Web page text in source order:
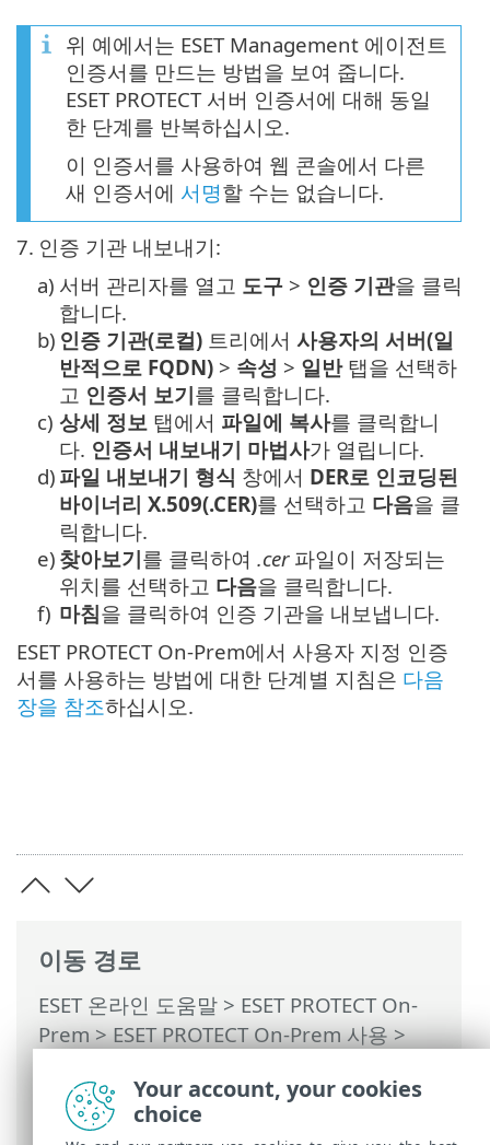
이동 경로
ESET 온라인 도움말 > ESET PROTECT On-
Prem>ESET PROTECT On-Prem 사용>
히 >인증서>피어 인증서> ESET PROTECT
On-Prem의 사용자 지정 인증서
위 예에서는 ESET Management 에이전트
인증서를 만드는 방법을 보여 줍니다.
ESET PROTECT 서버 인증서에 대해 동일
한 단계를 반복하십시오.
이 인증서를 사용하여 웹 콘솔에서 다른
새 인증서에 서명할 수는 없습니다.
7. 인증 기관 내보내기:
a) 서버 관리자를 열고 도구 > 인증 기관을 클릭
합니다.
b) 인증 기관(로컬) 트리에서 사용자의 서버(일
반적으로 FQDN) > 속성 > 일반탭을 선택하
고 인증서 보기를 클릭합니다.
c) 상세 정보 탭에서 파일에 복사를 클릭합니
다. 인증서 내보내기 마법사가 열립니다.
d) 파일 내보내기 형식 창에서 DER로 인코딩된
바이너리 X.509(.CER)를 선택하고 다음을 클
릭합니다.
e) 찾아보기를 클릭하여 .cer파일이 저장되는
위치를 선택하고 다음을 클릭합니다.
f) 마침을 클릭하여 인증 기관을 내보냅니다.
ESET PROTECT On-Prem에서 사용자 지정 인증
서를 사용하는 방법에 대한 단계별 지침은 다음
장을 참조하십시오.
Your account, your cookies
choice